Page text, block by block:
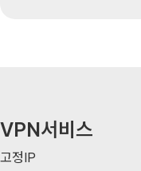
VPN서비스
고정IP